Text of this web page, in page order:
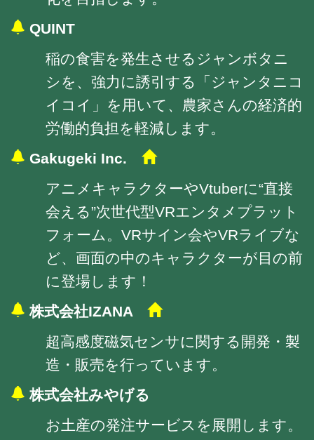
QUINT
稲の食害を発生させるジャンボタニ
シを、強力に誘引する「ジャンタニコ
イコイ」を用いて、農家さんの経済的
労働的負担を軽減します。
Gakugeki Inc.
アニメキャラクターやVtuberに“直接
会える”次世代型VRエンタメプラット
フォーム。VRサイン会やVRライブな
ど、画面の中のキャラクターが目の前
に登場します！
株式会社IZANA
超高感度磁気センサに関する開発・製
造・販売を行っています。
株式会社みやげる
お土産の発注サービスを展開します。